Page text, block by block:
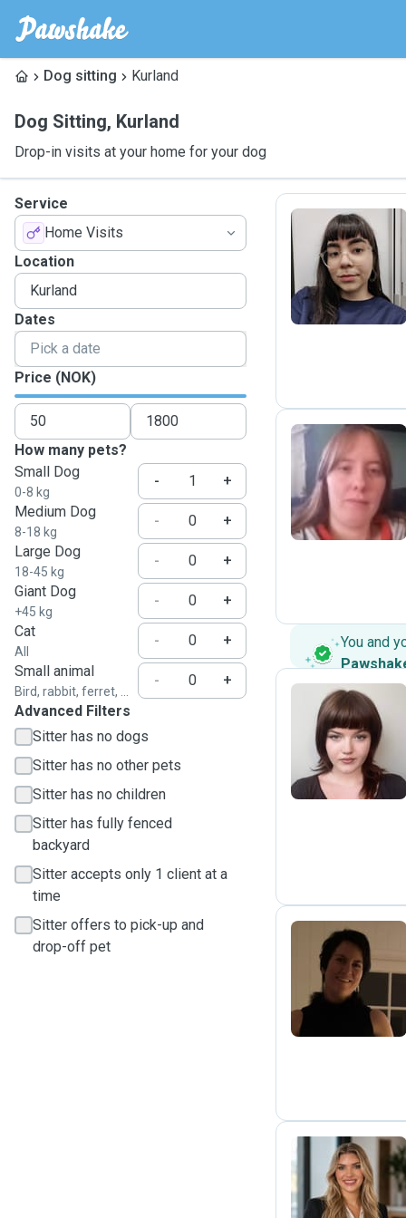
Dog sitting Kurland
Dog Sitting, Kurland
Drop-in visits at your home for your dog
Service
Home Visits
Location
Dates
Price (NOK)
How many pets?
Small Dog
0-8 kg
-
+
Medium Dog
8-18 kg
-
+
Large Dog
18-45 kg
-
+
Giant Dog
+45 kg
-
+
Cat
All
-
+
Small animal
Bird, rabbit, ferret, ...
-
+
Advanced Filters
Sitter has no dogs
Sitter has no other pets
Sitter has no children
Sitter has fully fenced
backyard
Sitter accepts only 1 client at a
time
Sitter offers to pick-up and
drop-off pet
I
I
You and
S
F
S